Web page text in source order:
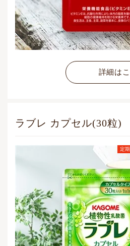
詳細は
ラブレ カプセル(30粒)
定
定
(毎
通